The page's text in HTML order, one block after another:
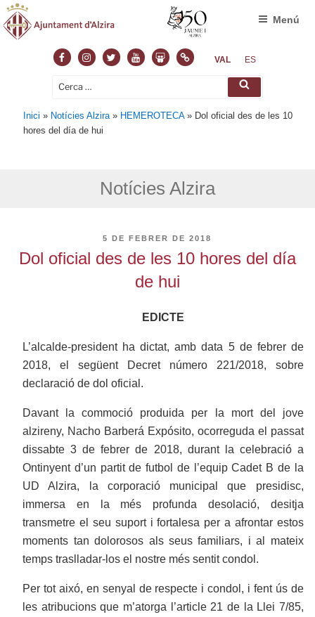
FacebookInstagram
TwitterYoutubeSlideshare
NormasVAL ES
Cerca: Cerca
Menú
Inici » Notícies Alzira » HEMEROTECA» Dol oficial des de les 10
hores del día de hui
Notícies Alzira
PUBLICAT
5 DE FEBRER DE 2018
Dol oficial des de les 10 hores del día
de hui
EDICTE
L’alcalde-president ha dictat, amb data 5 de febrer de
2018, el següent Decret número 221/2018, sobre
declaració de dol oficial.
Davant la commoció produida per la mort del jove
alzireny, Nacho Barberá Expósito, ocorreguda el passat
dissabte 3 de febrer de 2018, durant la celebració a
Ontinyent d’un partit de futbol de l’equip Cadet B de la
UD Alzira, la corporació municipal que presidisc,
immersa en la més profunda desolació, desitja
transmetre el seu suport i fortalesa per a afrontar estos
moments tan dolorosos als seus familiars, i al mateix
temps traslladar-los el nostre més sentit condol.
Per tot aixó, en senyal de respecte i condol, i fent ús de
les atribucions que m’atorga l’article 21 de la Llei 7/85,